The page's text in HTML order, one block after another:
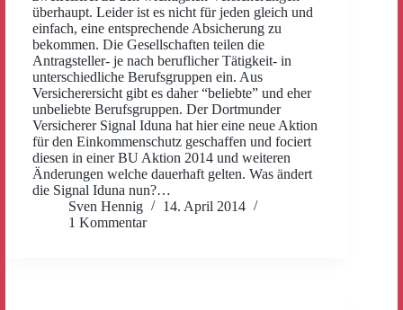
überhaupt. Leider ist es nicht für jeden gleich und
einfach, eine entsprechende Absicherung zu
bekommen. Die Gesellschaften teilen die
Antragsteller- je nach beruflicher Tätigkeit- in
unterschiedliche Berufsgruppen ein. Aus
Versicherersicht gibt es daher “beliebte” und eher
unbeliebte Berufsgruppen. Der Dortmunder
Versicherer Signal Iduna hat hier eine neue Aktion
für den Einkommenschutz geschaffen und fociert
diesen in einer BU Aktion 2014 und weiteren
Änderungen welche dauerhaft gelten. Was ändert
die Signal Iduna nun?…
Sven Hennig
14. April 2014
1 Kommentar